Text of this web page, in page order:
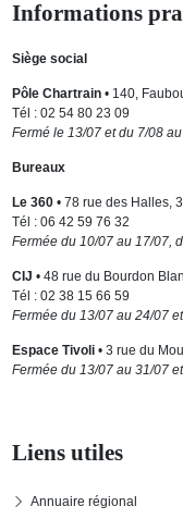
Informations
Siège social
Pôle Chartrain• 140,
Tél : 02 54 80 23 09
Fermé le 13/07 et du 7/08
Bureaux
Le 360• 78 rue des Halles,
Tél : 06 42 59 76 32
Fermée du 10/07 au 17/07,
CIJ • 48 rue du Bourdon
Tél : 02 38 15 66 59
Fermée du 13/07 au 24/07
Espace Tivoli• 3 rue du
Fermée du 13/07 au 31/07
Liens utiles
Annuaire régional